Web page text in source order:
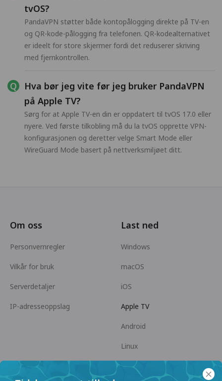
tvOS?
PandaVPN støtter både kontopålogging direkte på TV-en
og QR-kode-pålogging fra telefonen. QR-kodealternativet
er ideelt for store skjermer fordi det reduserer skriving
med fjernkontrollen.
Hva bør jeg vite før jeg bruker PandaVPN
på Apple TV?
Sørg for at Apple TV-en din er oppdatert til tvOS 17.0 eller
nyere. Ved første tilkobling må du la tvOS opprette VPN-
konfigurasjonen og deretter velge Smart Mode eller
WireGuard Mode basert på nettverksmiljøet ditt.
Om oss
Personvernregler
Vilkår for bruk
Serverdetaljer
IP-adresseoppslag
Last ned
Windows
macOS
iOS
Apple TV
Android
Linux
Android TV